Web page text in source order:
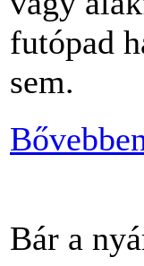
futópad
sem.
Bár a